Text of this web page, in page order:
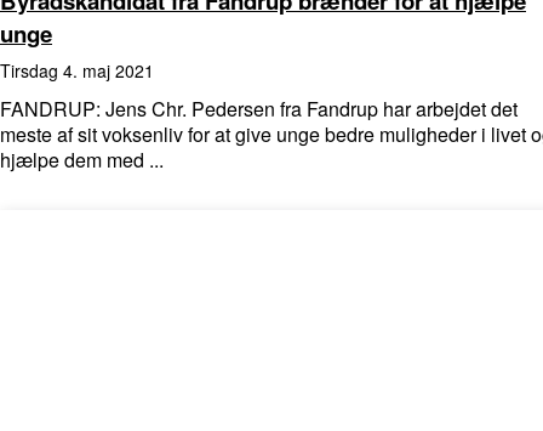
unge
tirsdag 4. maj 2021
FANDRUP: Jens Chr. Pedersen fra Fandrup har arbejdet det
meste af sit voksenliv for at give unge bedre muligheder i livet
hjælpe dem med ...